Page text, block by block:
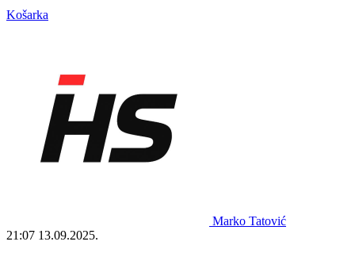
Košarka
Marko Tatović
21:07 13.09.2025.